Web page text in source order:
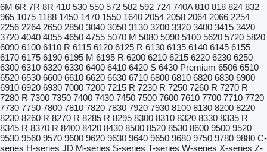
6M 6R 7R 8R 410 530 550 572 582 592 724 740A 810 818 824 832
965 1075 1188 1450 1470 1550 1640 2054 2058 2064 2066 2254
2256 2264 2650 2850 3040 3050 3130 3200 3320 3400 3415 3420
3720 4040 4055 4650 4755 5070 M 5080 5090 5100 5620 5720 5820
6090 6100 6110 R 6115 6120 6125 R 6130 6135 6140 6145 6155
6170 6175 6190 6195 M 6195 R 6200 6210 6215 6220 6230 6250
6300 6310 6320 6330 6400 6410 6420 S 6430 Premium 6506 6510
6520 6530 6600 6610 6620 6630 6710 6800 6810 6820 6830 6900
6910 6920 6930 7000 7200 7215 R 7230 R 7250 7260 R 7270 R
7280 R 7300 7350 7400 7430 7450 7500 7600 7610 7700 7710 7720
7730 7750 7800 7810 7820 7830 7920 7930 8100 8130 8200 8220
8230 8260 R 8270 R 8285 R 8295 8300 8310 8320 8330 8335 R
8345 R 8370 R 8400 8420 8430 8500 8520 8530 8600 9500 9520
9530 9560 9570 9600 9620 9630 9640 9650 9680 9750 9780 9880 C-
series H-series JD M-series S-series T-series W-series X-series Z-